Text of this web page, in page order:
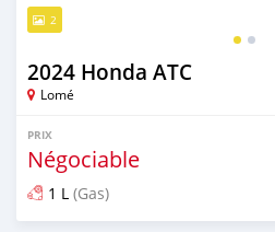
2
2024 Honda ATC
Lomé
PRIX
Négociable
1 L (Gas)